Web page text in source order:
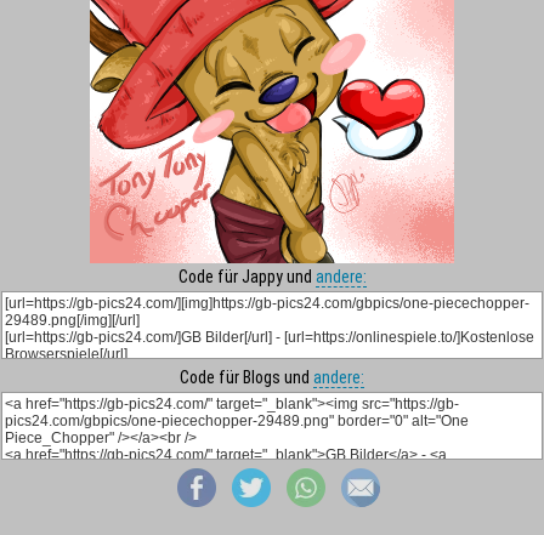
Code für Jappy und andere:
Code für Blogs und andere: